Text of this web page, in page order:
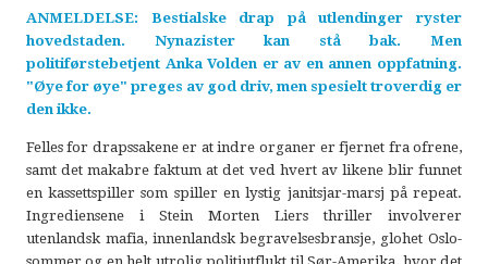
ANMELDELSE: Bestialske drap på utlendinger ryster
hovedstaden. Nynazister kan stå bak. Men
politiførstebetjent Anka Volden er av en annen oppfatning.
"Øye for øye" preges av god driv, men spesielt troverdig er
den ikke.
Felles for drapssakene er at indre organer er fjernet fra ofrene,
samt det makabre faktum at det ved hvert av likene blir funnet
en kassettspiller som spiller en lystig janitsjar-marsj på repeat.
Ingrediensene i Stein Morten Liers thriller involverer
utenlandsk mafia, innenlandsk begravelsesbransje, glohet Oslo-